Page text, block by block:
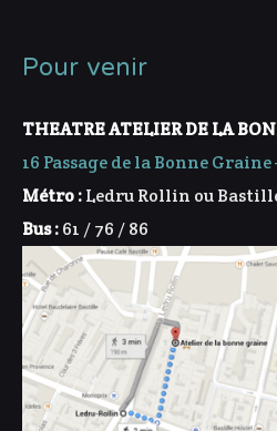
Pour venir
THEATRE ATELIER DE LA
16 Passage de la Bonne Graine
Métro :Ledru Rollin ou
Bus :61 / 76 / 86